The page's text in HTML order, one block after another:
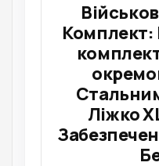
Комплект:
Ліжко